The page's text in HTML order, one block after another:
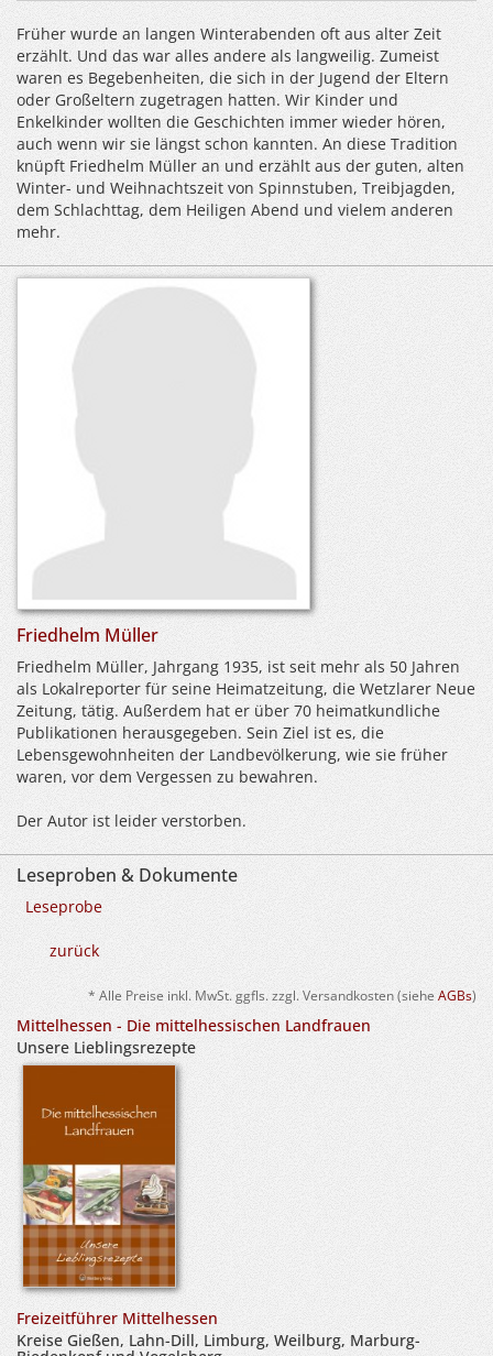
Früher wurde an langen Winterabenden oft aus alter Zeit
erzählt. Und das war alles andere als langweilig. Zumeist
waren es Begebenheiten, die sich in der Jugend der Eltern
oder Großeltern zugetragen hatten. Wir Kinder und
Enkelkinder wollten die Geschichten immer wieder hören,
auch wenn wir sie längst schon kannten. An diese Tradition
knüpft Friedhelm Müller an und erzählt aus der guten, alten
Winter- und Weihnachtszeit von Spinnstuben, Treibjagden,
dem Schlachttag, dem Heiligen Abend und vielem anderen
mehr.
Friedhelm Müller
Friedhelm Müller, Jahrgang 1935, ist seit mehr als 50 Jahren
als Lokalreporter für seine Heimatzeitung, die Wetzlarer Neue
Zeitung, tätig. Außerdem hat er über 70 heimatkundliche
Publikationen herausgegeben. Sein Ziel ist es, die
Lebensgewohnheiten der Landbevölkerung, wie sie früher
waren, vor dem Vergessen zu bewahren.
Der Autor ist leider verstorben.
Leseproben & Dokumente
Leseprobe
zurück
* Alle Preise inkl. MwSt. ggfls. zzgl. Versandkosten (sieheAGBs)
Mittelhessen - Die mittelhessischen Landfrauen
Unsere Lieblingsrezepte
Freizeitführer Mittelhessen
Kreise Gießen, Lahn-Dill, Limburg, Weilburg, Marburg-